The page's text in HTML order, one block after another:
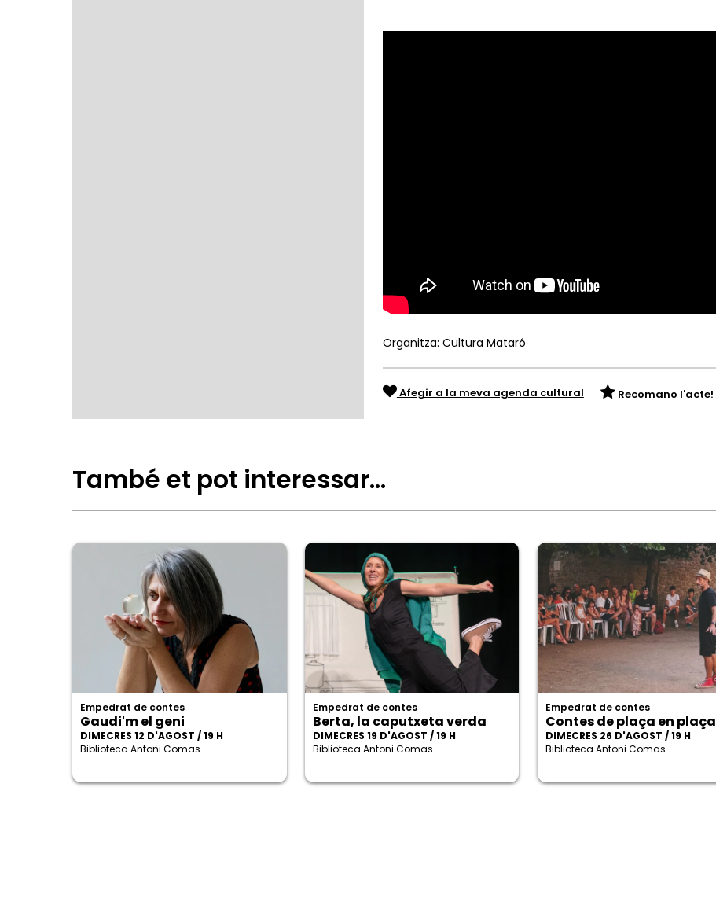
Organitza: Cultura Mataró
Afegir a la meva agenda cultural Recomano l'acte!
També et pot interessar…
Empedrat de contes
Gaudi'm el geni
DIMECRES 12 D'AGOST / 19 H
Biblioteca Antoni Comas
Empedrat de contes
Berta, la caputxeta verda
DIMECRES 19 D'AGOST / 19 H
Biblioteca Antoni Comas
Empedrat de contes
Contes de plaça en plaça
DIMECRES 26 D'AGOST / 19 H
Biblioteca Antoni Comas